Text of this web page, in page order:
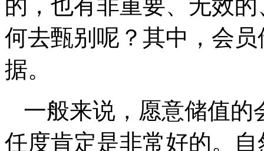
的，也有非重要、无效
何去甄别呢？其中，会
据。
一般来说，愿意储值的
任度肯定是非常好的。